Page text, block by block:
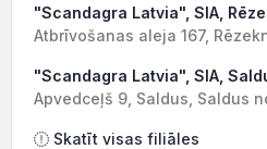
"Scandagra Latvia", SIA,
Atbrīvošanas aleja 167,
"Scandagra Latvia", SIA,
Apvedceļš 9, Saldus, Saldus
Skatīt visas filiāles